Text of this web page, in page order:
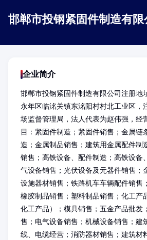
邯郸市投钢紧固件制造有限
企业简介
邯郸市投钢紧固件制造有限公司注册地
永年区临洺关镇东洺阳村村北工业区，
场监督管理局，法人代表为赵伟强，经
目：紧固件制造；紧固件销售；金属链
造；金属制品销售；建筑用金属配件制
销售；高铁设备、配件制造；高铁设备
气设备销售；光伏设备及元器件销售；
设施器材销售；铁路机车车辆配件销售
橡胶制品销售；塑料制品销售；化工产
化工产品）；模具销售；五金产品批发
售；电气设备销售；机械设备销售；建
线、电缆经营；消防器材销售；建筑材